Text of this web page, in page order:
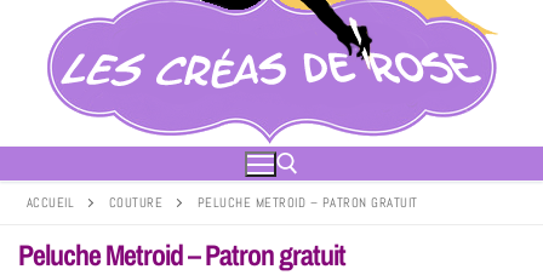
ACCUEIL COUTURE PELUCHE METROID – PATRON GRATUIT
Peluche Metroid – Patron gratuit